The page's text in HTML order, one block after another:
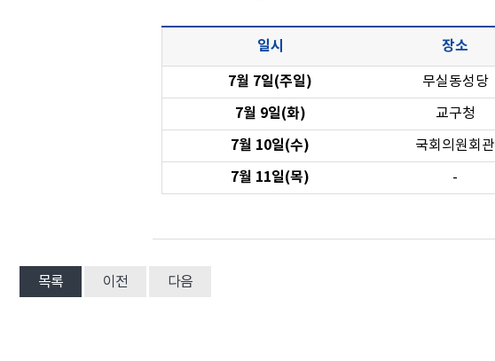
일시 장소
7월 7일(주일)
무실동성당
7월 9일(화) 교구청
7월 10일(수) 국회의원회관
7월 11일(목) -
목록 이전 다음